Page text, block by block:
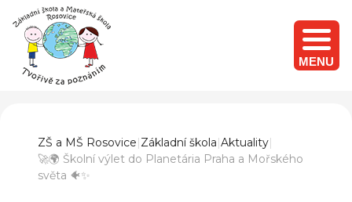
MENU
ZŠ a MŠ Rosovice|Základní škola|Aktuality|
🚀🌍 Školní výlet do Planetária Praha a Mořského
světa 🐠✨